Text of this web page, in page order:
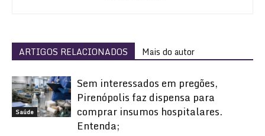
ARTIGOS RELACIONADOS Mais do autor
Saúde
Sem interessados em pregões,
Pirenópolis faz dispensa para
comprar insumos hospitalares.
Entenda;